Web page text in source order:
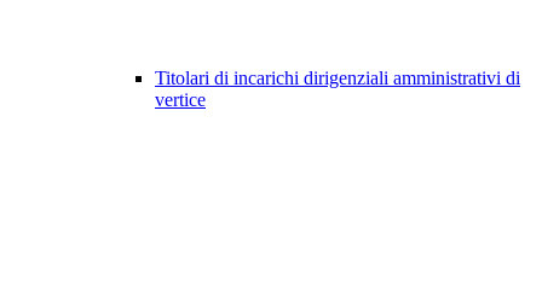
Titolari di incarichi dirigenziali amministrativi di
vertice